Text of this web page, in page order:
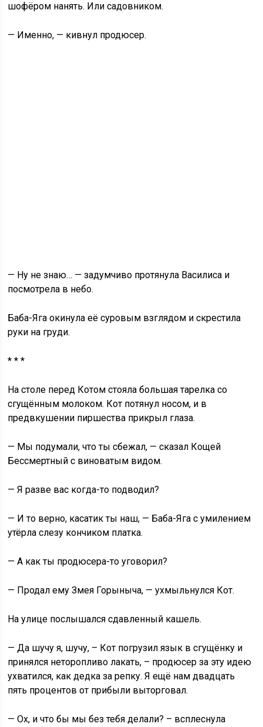
шофёром нанять. Или садовником.
— Именно, — кивнул продюсер.
— Ну не знаю… — задумчиво протянула Василиса и
посмотрела в небо.
Баба-Яга окинула её суровым взглядом и скрестила
руки на груди.
* * *
На столе перед Котом стояла большая тарелка со
сгущённым молоком. Кот потянул носом, и в
предвкушении пиршества прикрыл глаза.
— Мы подумали, что ты сбежал, — сказал Кощей
Бессмертный с виноватым видом.
— Я разве вас когда-то подводил?
— И то верно, касатик ты наш, — Баба-Яга с умилением
утёрла слезу кончиком платка.
— А как ты продюсера-то уговорил?
— Продал ему Змея Горыныча, — ухмыльнулся Кот.
На улице послышался сдавленный кашель.
— Да шучу я, шучу, – Кот погрузил язык в сгущёнку и
принялся неторопливо лакать, – продюсер за эту идею
ухватился, как дедка за репку. Я ещё нам двадцать
пять процентов от прибыли выторговал.
— Ох, и что бы мы без тебя делали? – всплеснула